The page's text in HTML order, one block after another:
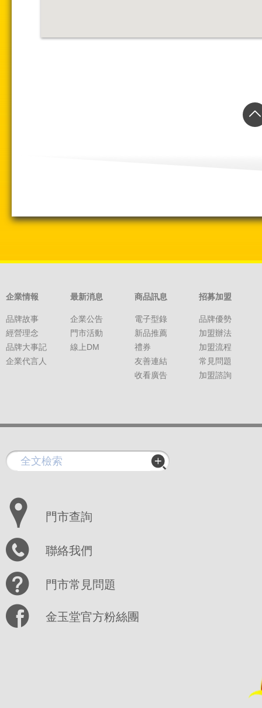
企業情報
品牌故事
經營理念
品牌大事記
企業代言人
最新消息
企業公告
門市活動
線上DM
商品訊息
電子型錄
新品推薦
禮券
友善連結
收看廣告
招募加盟
品牌優勢
加盟辦法
加盟流程
常見問題
加盟諮詢
門市查詢
聯絡我們
門市常見問題
金玉堂官方粉絲團